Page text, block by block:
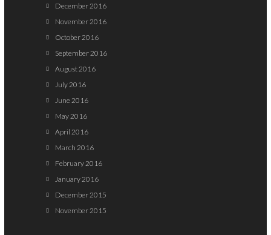
December 2016
November 2016
October 2016
September 2016
August 2016
July 2016
June 2016
May 2016
April 2016
March 2016
February 2016
January 2016
December 2015
November 2015